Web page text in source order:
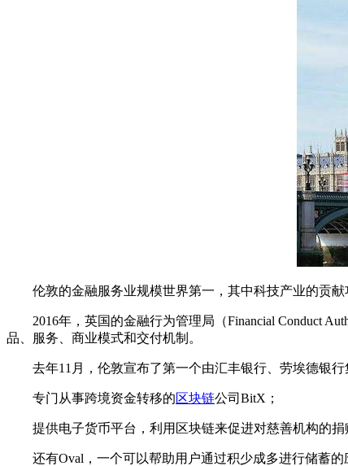
伦敦的金融服务业规模世界第一，其中科技产业的贡献
2016年，英国的金融行为管理局（Financial Conduct
品、服务、商业模式和交付机制。
去年11月，伦敦宣布了第一个由汇丰银行、劳埃德银行
专门从事跨境资金转移的区块链公司BitX；
提供电子货币平台，利用区块链来促进对慈善机构的捐
还有Oval，一个可以帮助用户通过积少成多进行储蓄的